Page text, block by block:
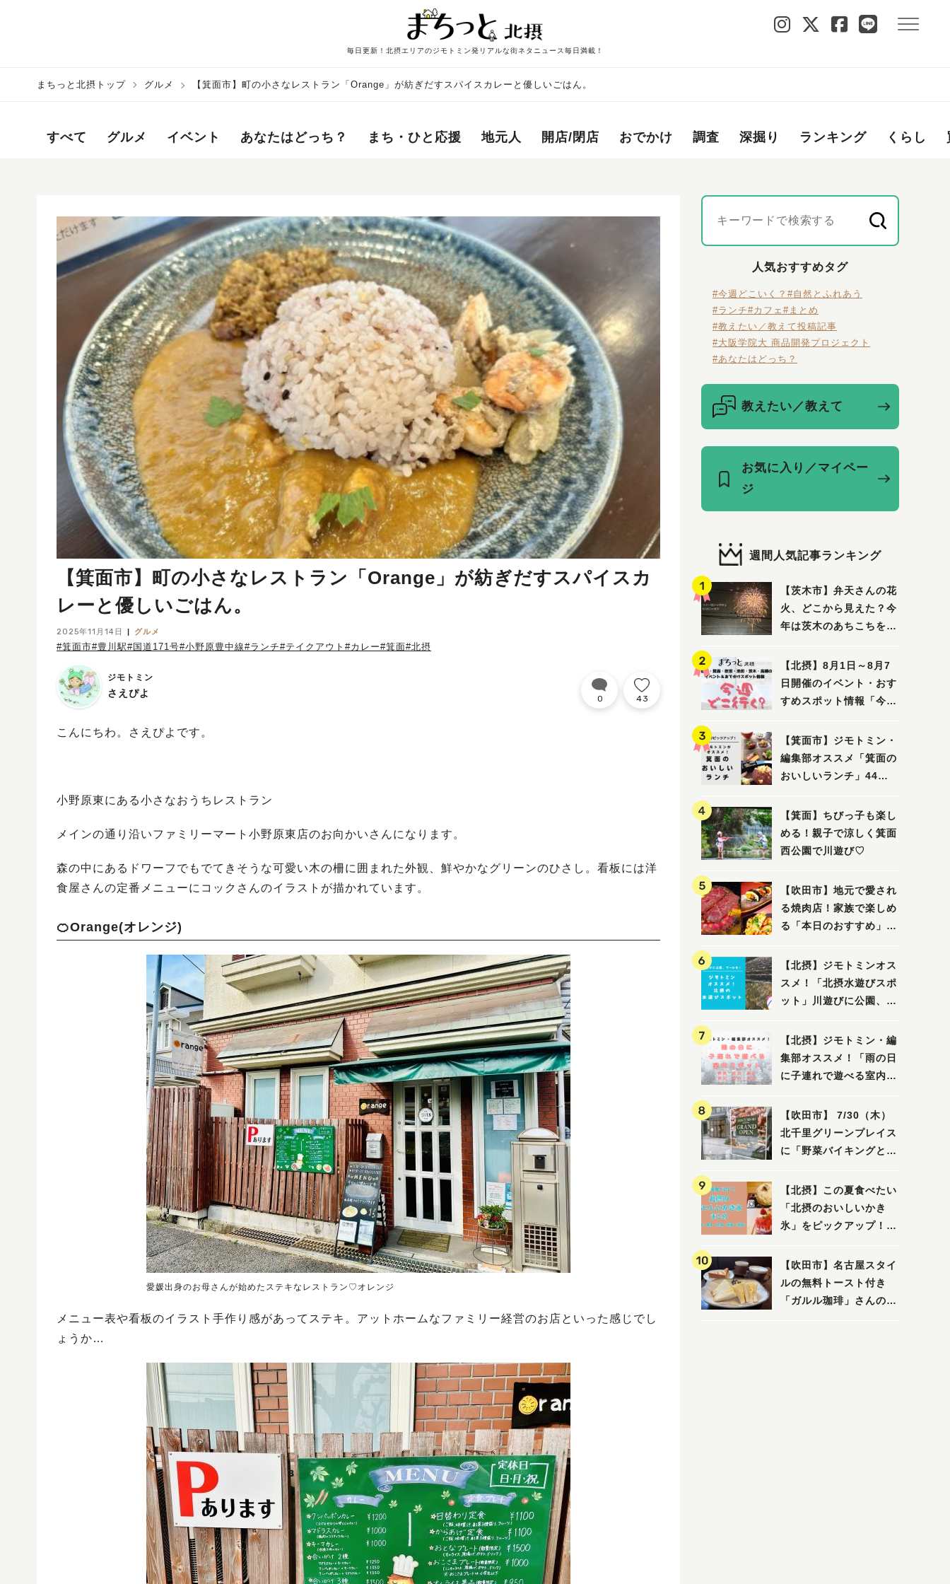
毎日更新！北摂エリアのジモトミン発リアルな街ネタニュース毎日満載！
まちっと北摂トップ グルメ 【箕面市】町の小さなレストラン「Orange」が紡ぎだすスパイスカレーと優しいごはん。
すべて グルメ イベント あなたはどっち？ まち・ひと応援 地元人 開店/閉店 おでかけ 調査 深掘り ランキング くらし
【箕面市】町の小さなレストラン「Orange」が紡ぎだすスパイスカ
レーと優しいごはん。
2025年11月14日 グルメ
#箕面市#豊川駅#国道171号#小野原豊中線#ランチ#テイクアウト #カレー#箕面#北摂
ジモトミン
さえぴよ 0 43
こんにちわ。さえぴよです。
小野原東にある小さなおうちレストラン
メインの通り沿いファミリーマート小野原東店のお向かいさんになります。
森の中にあるドワーフでもでてきそうな可愛い木の柵に囲まれた外観、鮮やかなグリーンのひさし。看板には洋
食屋さんの定番メニューにコックさんのイラストが描かれています。
🍊Orange(オレンジ)
愛媛出身のお母さんが始めたステキなレストラン♡オレンジ
メニュー表や看板のイラスト手作り感があってステキ。アットホームなファミリー経営のお店といった感じでし
ょうか…
人気おすすめタグ
#今週どこいく？ #自然とふれあう
#ランチ#カフェ #まとめ
#教えたい／教えて投稿記事
#大阪学院大 商品開発プロジェクト
#あなたはどっち？
教えたい／教えて
お気に入り／マイペー
ジ
週間人気記事ランキング
【茨木市】弁天さんの花
火、どこから見えた？今
年は茨木のあちこちを巡
【北摂】8月1日～8月7
日開催のイベント・おす
すめスポット情報「今週
面・吹田・池田・茨木・
高槻）
【箕面市】ジモトミン・
編集部オススメ「箕面の
おいしいランチ」44
から穴場まで！〜
【箕面】ちびっ子も楽し
める！親子で涼しく箕面
西公園で川遊び♡
【吹田市】地元で愛され
る焼肉店！家族で楽しめ
る「本日のおすすめ」で
【北摂】ジモトミンオス
スメ！「北摂水遊びスポ
ット」川遊びに公園、プ
吹田・茨木・高槻）
【北摂】ジモトミン・編
集部オススメ！「雨の日
に子連れで遊べる室内ス
箕面・吹田・豊中・茨
木・池田）
【吹田市】 7/30（木）
北千里グリーンプレイス
に「野菜バイキングと飲
里店」がオープン予定！
【北摂】この夏食べたい
「北摂のおいしいかき
氷」をピックアップ！
面・池田）
【吹田市】名古屋スタイ
ルの無料トースト付き
「ガルル珈琲」さんのお